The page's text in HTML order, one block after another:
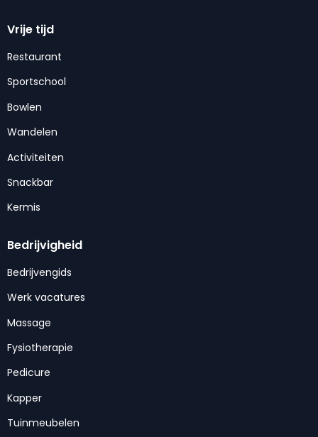
Vrije tijd
Restaurant
Sportschool
Bowlen
Wandelen
Activiteiten
Snackbar
Kermis
Bedrijvigheid
Bedrijvengids
Werk vacatures
Massage
Fysiotherapie
Pedicure
Kapper
Tuinmeubelen